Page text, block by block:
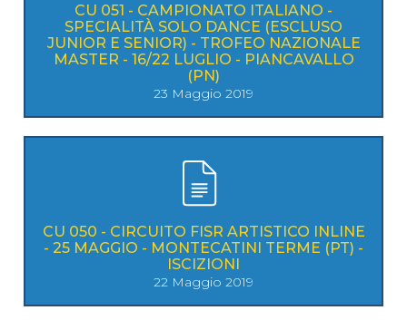
CU 051 - CAMPIONATO ITALIANO -
SPECIALITÀ SOLO DANCE (ESCLUSO
JUNIOR E SENIOR) - TROFEO NAZIONALE
MASTER - 16/22 LUGLIO - PIANCAVALLO
(PN)
23 Maggio 2019
CU 050 - CIRCUITO FISR ARTISTICO INLINE
- 25 MAGGIO - MONTECATINI TERME (PT) -
ISCIZIONI
22 Maggio 2019